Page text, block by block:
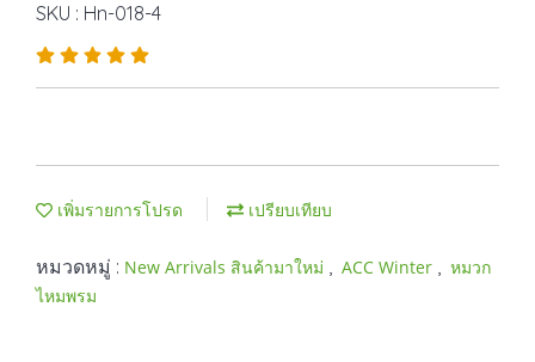
SKU : Hn-018-4
เพิ่มรายการโปรด เปรียบเทียบ
หมวดหมู่ : New Arrivals สินค้ามาใหม่ , ACC Winter , หมวก
ไหมพรม